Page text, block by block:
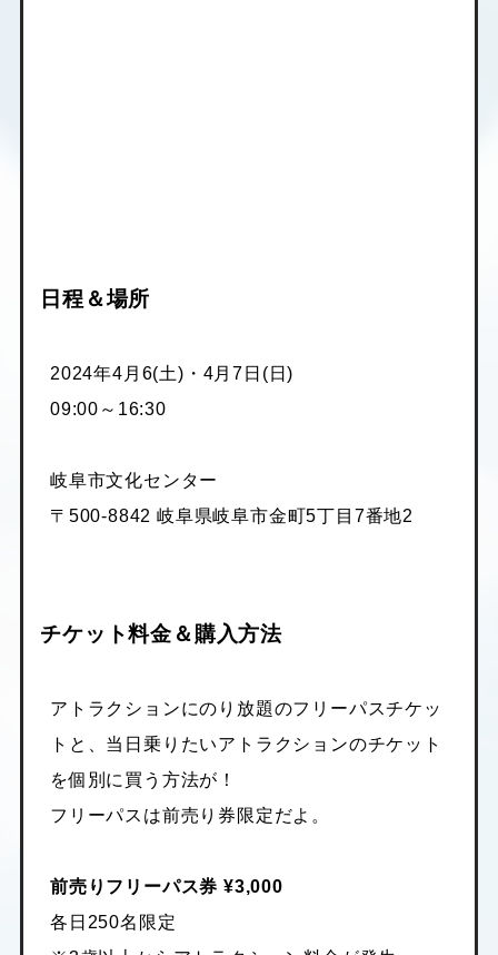
日程＆場所
2024年4月6(土)・4月7日(日)
09:00～16:30
岐阜市文化センター
〒500-8842 岐阜県岐阜市金町5丁目7番地2
チケット料金＆購入方法
アトラクションにのり放題のフリーパスチケッ
トと、当日乗りたいアトラクションのチケット
を個別に買う方法が！
フリーパスは前売り券限定だよ。
前売りフリーパス券 ¥3,000
各日250名限定